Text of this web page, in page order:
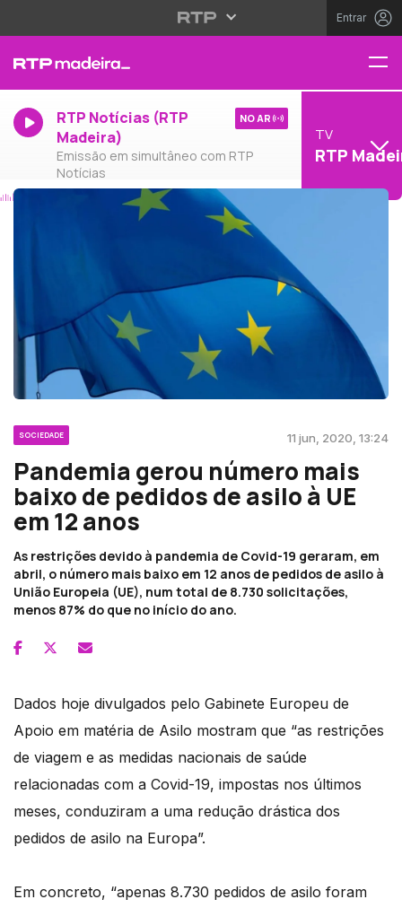
Entrar
RTP Notícias (RTP
Madeira)
Emissão em simultâneo com RTP
Notícias
NO AR
TV
RTP
SOCIEDADE 11 jun, 2020, 13:24
Pandemia gerou número mais
baixo de pedidos de asilo à UE
em 12 anos
As restrições devido à pandemia de Covid-19 geraram, em
abril, o número mais baixo em 12 anos de pedidos de asilo à
União Europeia (UE), num total de 8.730 solicitações,
menos 87% do que no início do ano.
Dados hoje divulgados pelo Gabinete Europeu de
Apoio em matéria de Asilo mostram que “as restrições
de viagem e as medidas nacionais de saúde
relacionadas com a Covid-19, impostas nos últimos
meses, conduziram a uma redução drástica dos
pedidos de asilo na Europa”.
Em concreto, “apenas 8.730 pedidos de asilo foram